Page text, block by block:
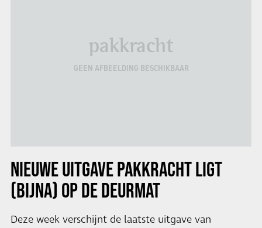
pakkracht
GEEN AFBEELDING BESCHIKBAAR
NIEUWE UITGAVE PAKKRACHT LIGT
(BIJNA) OP DE DEURMAT
Deze week verschijnt de laatste uitgave van